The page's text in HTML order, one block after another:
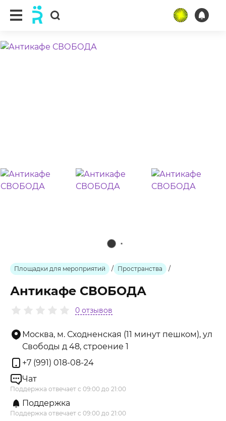
Площадки для мероприятий / Пространства /
Антикафе СВОБОДА
0 отзывов
Москва, м. Сходненская (11 минут пешком), ул
Свободы д 48, строение 1
+7 (991) 018-08-24
Чат
Поддержка отвечает с 09:00 до 21:00
Поддержка
Поддержка отвечает с 09:00 до 21:00